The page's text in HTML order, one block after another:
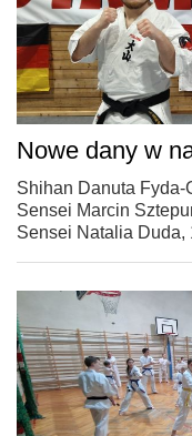
Nowe dany w
Shihan Danuta Fyda-
Sensei Marcin
Sensei Natalia Duda,